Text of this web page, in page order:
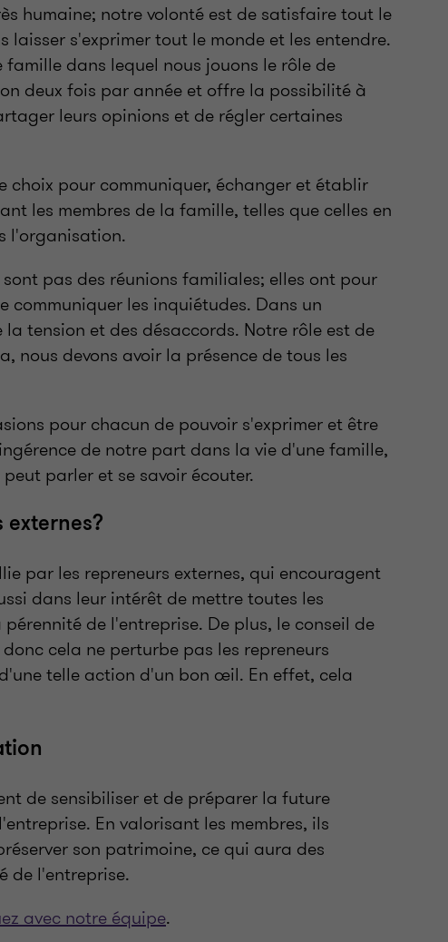
humaine; notre volonté est de satisfaire tout le
laisser s'exprimer tout le monde et les entendre.
dans lequel nous jouons le rôle de
deux fois par année et offre la possibilité à
leurs opinions et de régler certaines
choix pour communiquer, échanger et établir
les membres de la famille, telles que celles en
l'organisation.
pas des réunions familiales; elles ont pour
les inquiétudes. Dans un
tension et des désaccords. Notre rôle est de
nous devons avoir la présence de tous les
pour chacun de pouvoir s'exprimer et être
de notre part dans la vie d'une famille,
parler et se savoir écouter.
par les repreneurs externes, qui encouragent
dans leur intérêt de mettre toutes les
de l'entreprise. De plus, le conseil de
cela ne perturbe pas les repreneurs
telle action d'un bon œil. En effet, cela
de sensibiliser et de préparer la future
En valorisant les membres, ils
son patrimoine, ce qui aura des
de l'entreprise.
avec notre équipe.